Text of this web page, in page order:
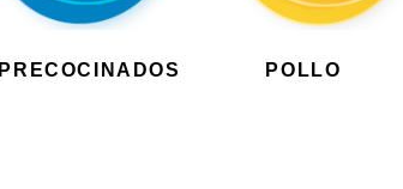
PRECOCINADOS
POLLO